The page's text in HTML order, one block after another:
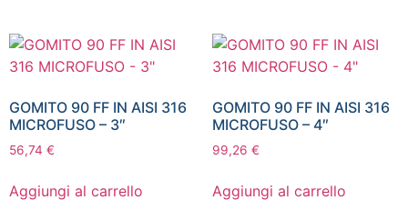
GOMITO 90 FF IN AISI 316
MICROFUSO – 3″
56,74 €
Aggiungi al carrello
GOMITO 90 FF IN AISI 316
MICROFUSO – 4″
99,26 €
Aggiungi al carrello